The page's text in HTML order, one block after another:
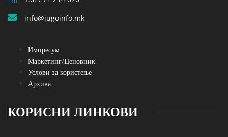
info@jugoinfo.mk
Импресум
Маркетинг/Ценовник
Услови за користење
Архива
КОРИСНИ ЛИНКОВИ